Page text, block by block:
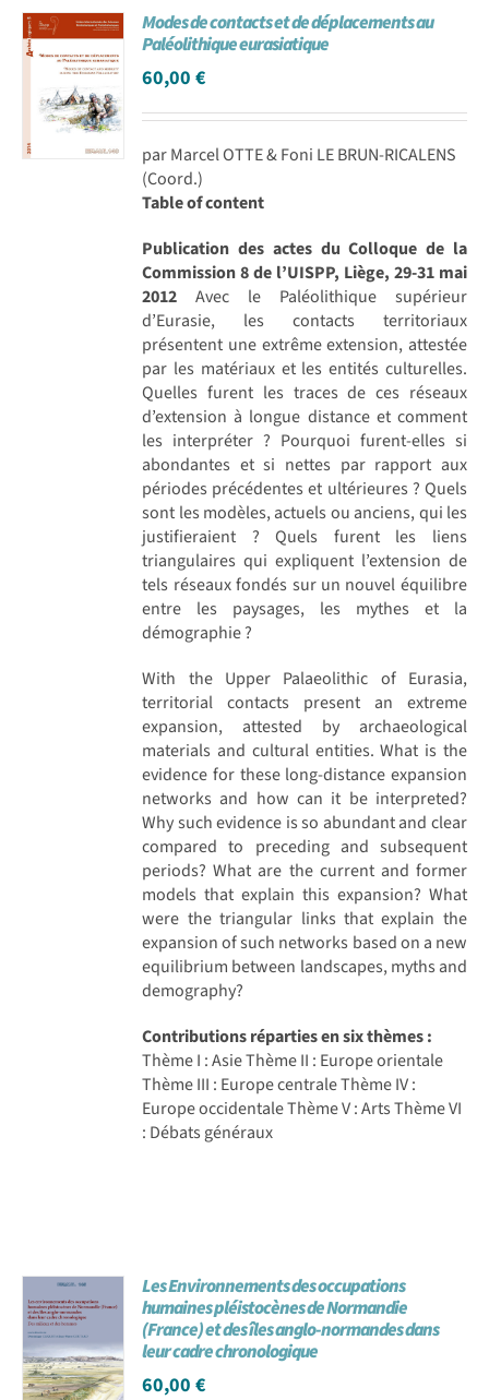
Achat en ligne
Panier WooCommerce
Modes de contacts et de déplacements au
Paléolithique eurasiatique
60,00€
par Marcel OTTE & Foni LE BRUN-RICALENS
(Coord.)
Table of content
Publication des actes du Colloque de la
Commission 8 de l’UISPP, Liège, 29-31 mai
2012Avec le Paléolithique supérieur
d’Eurasie, les contacts territoriaux
présentent une extrême extension, attestée
par les matériaux et les entités culturelles.
Quelles furent les traces de ces réseaux
d’extension à longue distance et comment
les interpréter ? Pourquoi furent-elles si
abondantes et si nettes par rapport aux
périodes précédentes et ultérieures ? Quels
sont les modèles, actuels ou anciens, qui les
justifieraient ? Quels furent les liens
triangulaires qui expliquent l’extension de
tels réseaux fondés sur un nouvel équilibre
entre les paysages, les mythes et la
démographie ?
With the Upper Palaeolithic of Eurasia,
territorial contacts present an extreme
expansion, attested by archaeological
materials and cultural entities. What is the
evidence for these long-distance expansion
networks and how can it be interpreted?
Why such evidence is so abundant and clear
compared to preceding and subsequent
periods? What are the current and former
models that explain this expansion? What
were the triangular links that explain the
expansion of such networks based on a new
equilibrium between landscapes, myths and
demography?
Contributions réparties en six thèmes :
Thème I : Asie Thème II : Europe orientale
Thème III : Europe centrale Thème IV :
Europe occidentale Thème V : Arts Thème VI
: Débats généraux
Les Environnements des occupations
humaines pléistocènes de Normandie
(France) et des îles anglo-normandes dans
leur cadre chronologique
60,00€